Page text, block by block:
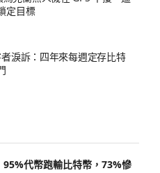
定目標
淚訴：四年來每週定存比特
95%代幣跑輸比特幣，73%慘